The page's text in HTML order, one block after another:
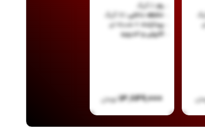
رم:2 گیگ
حافظه داخلی:
پردازنده:
کارپلی و اندروید
۱۳,۸۴۹,۰۰۰ تومان